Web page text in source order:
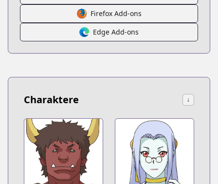
Firefox Add-ons
Edge Add-ons
Charaktere ↓